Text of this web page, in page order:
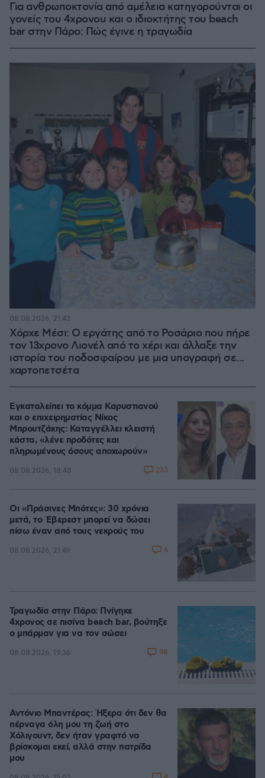
Για ανθρωποκτονία από αμέλεια κατηγορούνται οι
γονείς του 4χρονου και ο ιδιοκτήτης του beach
bar στην Πάρο: Πώς έγινε η τραγωδία
Χόρχε Μέσι: Ο εργάτης από το Ροσάριο που πήρε
τον 13χρονο Λιονέλ από το χέρι και άλλαξε την
ιστορία του ποδοσφαίρου με μια υπογραφή σε...
χαρτοπετσέτα
08.08.2026, 21:43
Εγκαταλείπει το κόμμα Καρυστιανού
και ο επιχειρηματίας Νίκος
Μπρουτζάκης: Καταγγέλλει κλειστή
κάστα, «λένε προδότες και
πληρωμένους όσους αποχωρούν»
08.08.2026, 18:48 233
Οι «Πράσινες Μπότες»: 30 χρόνια
μετά, το Έβερεστ μπορεί να δώσει
πίσω έναν από τους νεκρούς του
08.08.2026, 21:49 6
Τραγωδία στην Πάρο: Πνίγηκε
4χρονος σε πισίνα beach bar, βούτηξε
ο μπάρμαν για να τον σώσει
08.08.2026, 19:36 98
Αντόνιο Μπαντέρας: Ήξερα ότι δεν θα
πέρναγα όλη μου τη ζωή στο
Χόλιγουντ, δεν ήταν γραφτό να
βρίσκομαι εκεί, αλλά στην πατρίδα
μου